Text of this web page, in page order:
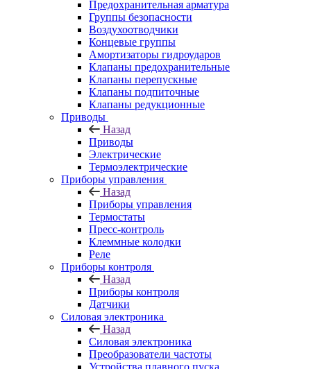
Предохранительная арматура
Группы безопасности
Воздухоотводчики
Концевые группы
Амортизаторы гидроударов
Клапаны предохранительные
Клапаны перепускные
Клапаны подпиточные
Клапаны редукционные
Приводы
Назад
Приводы
Электрические
Термоэлектрические
Приборы управления
Назад
Приборы управления
Термостаты
Пресс-контроль
Клеммные колодки
Реле
Приборы контроля
Назад
Приборы контроля
Датчики
Силовая электроника
Назад
Силовая электроника
Преобразователи частоты
Устройства плавного пуска